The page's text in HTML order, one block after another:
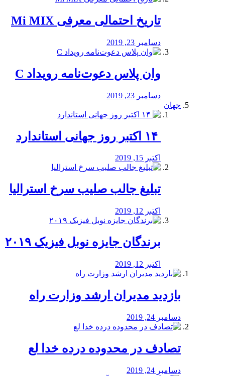
تاریخ احتمالی معرفی Mi MIX
دسامبر 23, 2019
وان پلاس دعوت‌نامه رویداد C
دسامبر 23, 2019
جهان
اکتبر 15, 2019
تبلیغ جالب صلیب سرخ استرالیا
اکتبر 12, 2019
برندگان جایزه نوبل فیزیک ۲۰۱۹
اکتبر 12, 2019
بازدید مدیران ارشد وزارت راه
دسامبر 24, 2019
تصادف در محدوده درده خدا لع
دسامبر 24, 2019